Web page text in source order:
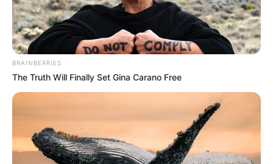
ezen védelmi mechanizmusok fenntartását.
A döntés hatása a mindennapokra
kedvezményes üzemanyagárak – egyszerre több
érzékeny területet érint. A kamatstop a
hitelfelvevőknek nyújthat védelmet a
törlesztőrészletek emelkedése ellen, míg az
BRAINBERRIES
The Truth Will Finally Set Gina Carano Free